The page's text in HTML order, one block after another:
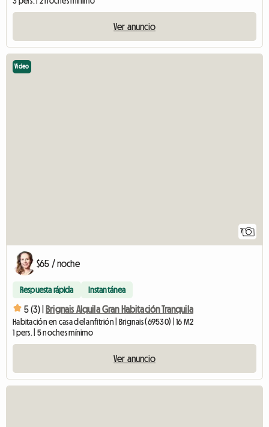
Ver anuncio
7
Video
$65 / noche
Respuesta rápida Instantánea
5 (3) | Brignais Alquila Gran Habitación Tranquila
Habitación en casa del anfitrión | Brignais (69530) | 16 M2
1 pers. | 5 noches mínimo
Ver anuncio